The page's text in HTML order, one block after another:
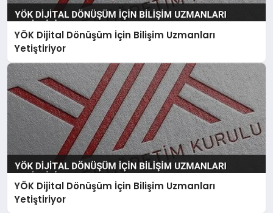
YÖK Dijital Dönüşüm İçin Bilişim Uzmanları
Yetiştiriyor
YÖK Dijital Dönüşüm İçin Bilişim Uzmanları
Yetiştiriyor